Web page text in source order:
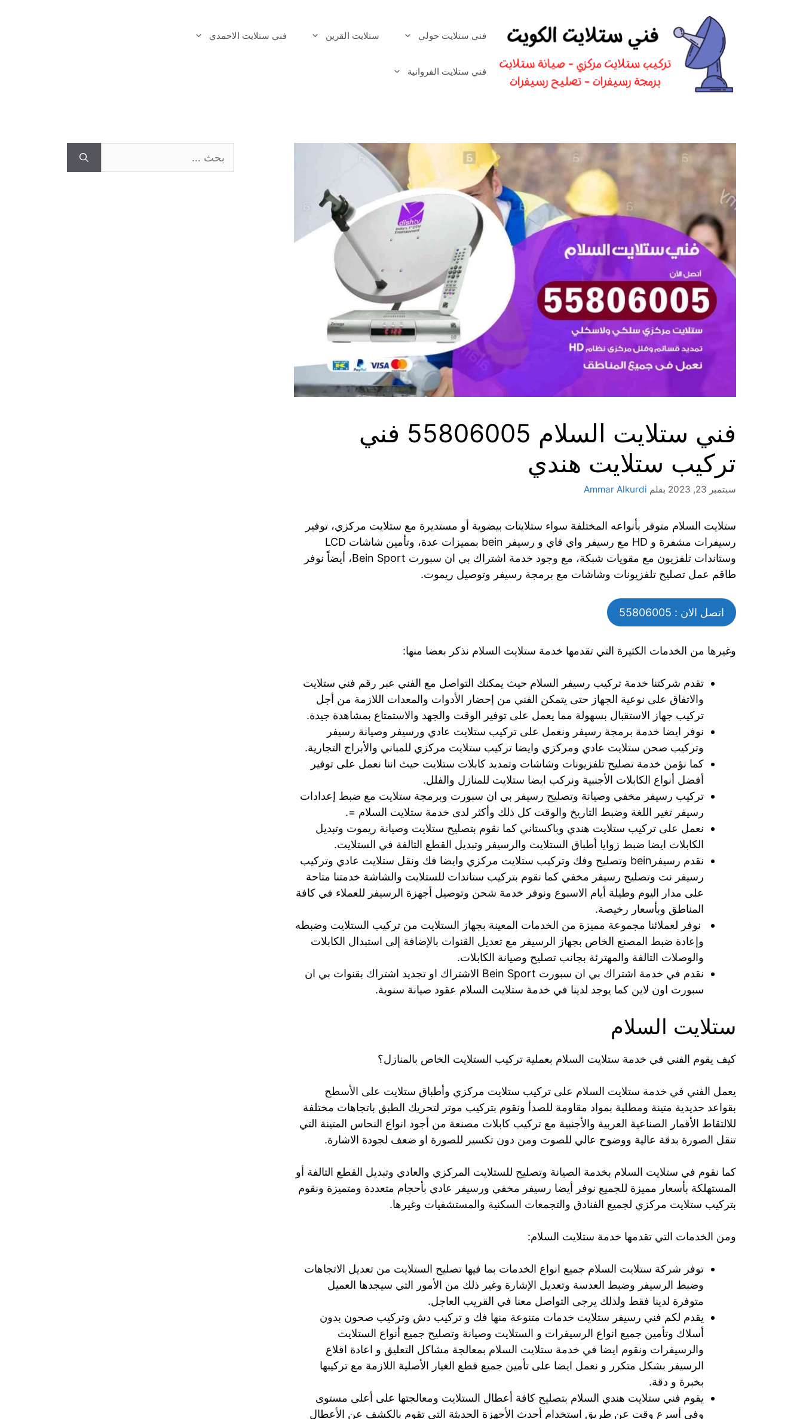
فني ستلايت حولي ستلايت القرين فني ستلايت الاحمدي
فني ستلايت الفروانية
فني ستلايت السلام 55806005 فني
تركيب ستلايت هندي
سبتمبر 23, 2023 بقلم Ammar Alkurdi
ستلايت السلام متوفر بأنواعه المختلفة سواء ستلايتات بيضوية أو مستديرة مع ستلايت مركزي، توفير
رسيفرات مشفرة و HD مع رسيفر واي فاي و رسيفر bein بمميزات عدة، وتأمين شاشات LCD
وستاندات تلفزيون مع مقويات شبكة، مع وجود خدمة اشتراك بي ان سبورت Bein Sport، أيضاً نوفر
طاقم عمل تصليح تلفزيونات وشاشات مع برمجة رسيفر وتوصيل ريموت.
اتصل الان : 55806005
وغيرها من الخدمات الكثيرة التي تقدمها خدمة ستلايت السلام نذكر بعضا منها:
تقدم شركتنا خدمة تركيب رسيفر السلام حيث يمكنك التواصل مع الفني عبر رقم فني ستلايت
والاتفاق على نوعية الجهاز حتى يتمكن الفني من إحضار الأدوات والمعدات اللازمة من أجل
تركيب جهاز الاستقبال بسهولة مما يعمل على توفير الوقت والجهد والاستمتاع بمشاهدة جيدة.
نوفر ايضا خدمة برمجة رسيفر ونعمل على تركيب ستلايت عادي ورسيفر وصيانة رسيفر
وتركيب صحن ستلايت عادي ومركزي وايضا تركيب ستلايت مركزي للمباني والأبراج التجارية.
كما نؤمن خدمة تصليح تلفزيونات وشاشات وتمديد كابلات ستلايت حيث اننا نعمل على توفير
أفضل أنواع الكابلات الأجنبية ونركب ايضا ستلايت للمنازل والفلل.
تركيب رسيفر مخفي وصيانة وتصليح رسيفر بي ان سبورت وبرمجة ستلايت مع ضبط إعدادات
رسيفر تغير اللغة وضبط التاريخ والوقت كل ذلك وأكثر لدى خدمة ستلايت السلام =.
نعمل على تركيب ستلايت هندي وباكستاني كما نقوم بتصليح ستلايت وصيانة ريموت وتبديل
الكابلات ايضا ضبط زوايا أطباق الستلايت والرسيفر وتبديل القطع التالفة في الستلايت.
نقدم رسيفرbein وتصليح وفك وتركيب ستلايت مركزي وايضا فك ونقل ستلايت عادي وتركيب
رسيفر نت وتصليح رسيفر مخفي كما نقوم بتركيب ستاندات للستلايت والشاشة خدمتنا متاحة
على مدار اليوم وطيلة أيام الاسبوع ونوفر خدمة شحن وتوصيل أجهزة الرسيفر للعملاء في كافة
المناطق وبأسعار رخيصة.
نوفر لعملائنا مجموعة مميزة من الخدمات المعينة بجهاز الستلايت من تركيب الستلايت وضبطه
وإعادة ضبط المصنع الخاص بجهاز الرسيفر مع تعديل القنوات بالإضافة إلى استبدال الكابلات
والوصلات التالفة والمهترئة بجانب تصليح وصيانة الكابلات.
نقدم في خدمة اشتراك بي ان سبورت Bein Sport الاشتراك او تجديد اشتراك بقنوات بي ان
سبورت اون لاين كما يوجد لدينا في خدمة ستلايت السلام عقود صيانة سنوية.
ستلايت السلام
كيف يقوم الفني في خدمة ستلايت السلام بعملية تركيب الستلايت الخاص بالمنازل؟
يعمل الفني في خدمة ستلايت السلام على تركيب ستلايت مركزي وأطباق ستلايت على الأسطح
بقواعد حديدية متينة ومطلية بمواد مقاومة للصدأ ونقوم بتركيب موتر لتحريك الطبق باتجاهات مختلفة
للالتقاط الأقمار الصناعية العربية والأجنبية مع تركيب كابلات مصنعة من أجود انواع النحاس المتينة التي
تنقل الصورة بدقة عالية ووضوح عالي للصوت ومن دون تكسير للصورة او ضعف لجودة الاشارة.
كما نقوم في ستلايت السلام بخدمة الصيانة وتصليح للستلايت المركزي والعادي وتبديل القطع التالفة أو
المستهلكة بأسعار مميزة للجميع نوفر أيضا رسيفر مخفي ورسيفر عادي بأحجام متعددة ومتميزة ونقوم
بتركيب ستلايت مركزي لجميع الفنادق والتجمعات السكنية والمستشفيات وغيرها.
ومن الخدمات التي تقدمها خدمة ستلايت السلام:
توفر شركة ستلايت السلام جميع انواع الخدمات بما فيها تصليح الستلايت من تعديل الاتجاهات
وضبط الرسيفر وضبط العدسة وتعديل الإشارة وغير ذلك من الأمور التي سيجدها العميل
متوفرة لدينا فقط ولذلك يرجى التواصل معنا في القريب العاجل.
يقدم لكم فني رسيفر ستلايت خدمات متنوعة منها فك و تركيب دش وتركيب صحون بدون
أسلاك وتأمين جميع انواع الرسيفرات و الستلايت وصيانة وتصليح جميع أنواع الستلايت
والرسيفرات ونقوم ايضا في خدمة ستلايت السلام بمعالجة مشاكل التعليق و اعادة اقلاع
الرسيفر بشكل متكرر و نعمل ايضا على تأمين جميع قطع الغيار الأصلية اللازمة مع تركيبها
بخبرة و دقة.
يقوم فني ستلايت هندي السلام بتصليح كافة أعطال الستلايت ومعالجتها على أعلى مستوى
وفي أسرع وقت عن طريق استخدام أحدث الأجهزة الحديثة التي تقوم بالكشف عن الأعطال
عن: